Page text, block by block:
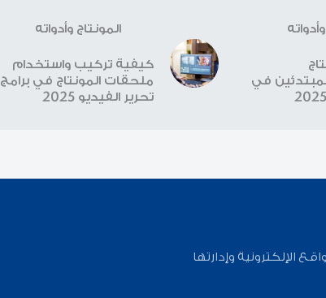
في
المونتاج وأدواته
كيفية تركيب واستخدام
ملحقات المونتاج في برامج
تحرير الفيديو 2025
الإلكترونية وإدارتها